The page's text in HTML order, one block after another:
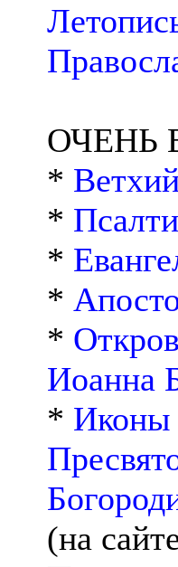
ОЧЕНЬ
*
*
*
*
*
Иоанна
* Иконы
(на